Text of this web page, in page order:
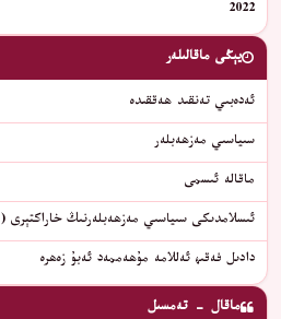
2022
يېڭى ماقالىلەر
ئەدەبىي تەنقىد ھەققىدە
سىياسىي مەزھەبلەر
ماقالە ئىسمى
ئىسلامدىكى سىياسىي مەزھەبلەرنىڭ خاراكتېرى (1) شىئ…
دادىل فەقىھ ئەللامە مۇھەممەد ئەبۇ زەھرە
ماقال - تەمسىل